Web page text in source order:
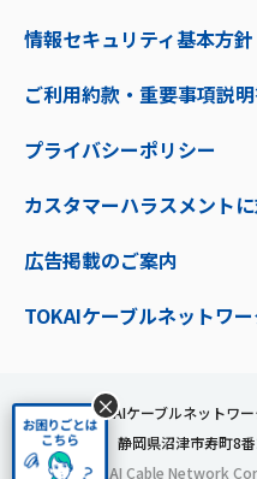
情報セキュリティ基本方針
ご利用約款・重要事項説
プライバシーポリシー
カスタマーハラスメント
広告掲載のご案内
TOKAIケーブルネットワ
株式会社TOKAIケーブルネットワー
〒410-0053 静岡県沼津市寿町8
© 2024 TOKAI Cable Network
×